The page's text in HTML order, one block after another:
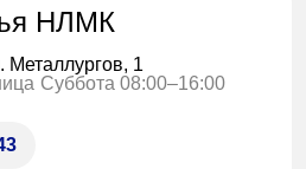
НЛМК
Металлургов, 1
Суббота 08:00–16:00